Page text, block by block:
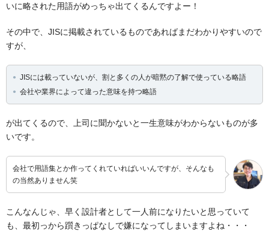
いに略された用語がめっちゃ出てくるんですよー！
その中で、JISに掲載されているものであればまだわかりやすいので
すが、
JISには載っていないが、割と多くの人が暗黙の了解で使っている略語
会社や業界によって違った意味を持つ略語
が出てくるので、上司に聞かないと一生意味がわからないものが多
いです。
会社で用語集とか作ってくれていればいいんですが、そんなも
の当然ありません笑
こんなんじゃ、早く設計者として一人前になりたいと思っていて
も、最初っから躓きっぱなしで嫌になってしまいますよね・・・